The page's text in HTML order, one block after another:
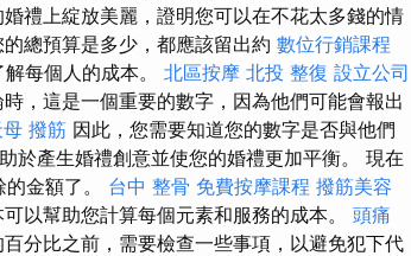
禮上綻放美麗，證明您可以在不花太多錢的情
總預算是多少，都應該留出約 數位行銷課程
每個人的成本。 北區按摩 北投 整復 設立公司
，這是一個重要的數字，因為他們可能會報出
母 撥筋 因此，您需要知道您的數字是否與他們
於產生婚禮創意並使您的婚禮更加平衡。 現在
金額了。 台中 整骨 免費按摩課程 撥筋美容
以幫助您計算每個元素和服務的成本。 頭痛
分比之前，需要檢查一些事項，以避免犯下代